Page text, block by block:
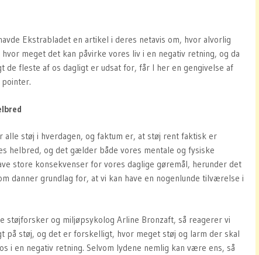
Ekstrabladet en artikel i deres netavis om, hvor alvorlig
meget det kan påvirke vores liv i en negativ retning, og da
de fleste af os dagligt er udsat for, får I her en gengivelse af
alle støj i hverdagen, og faktum er, at støj rent faktisk er
helbred, og det gælder både vores mentale og fysiske
store konsekvenser for vores daglige gøremål, herunder det
danner grundlag for, at vi kan have en nogenlunde tilværelse i
støjforsker og miljøpsykolog Arline Bronzaft, så reagerer vi
på støj, og det er forskelligt, hvor meget støj og larm der skal
i en negativ retning. Selvom lydene nemlig kan være ens, så